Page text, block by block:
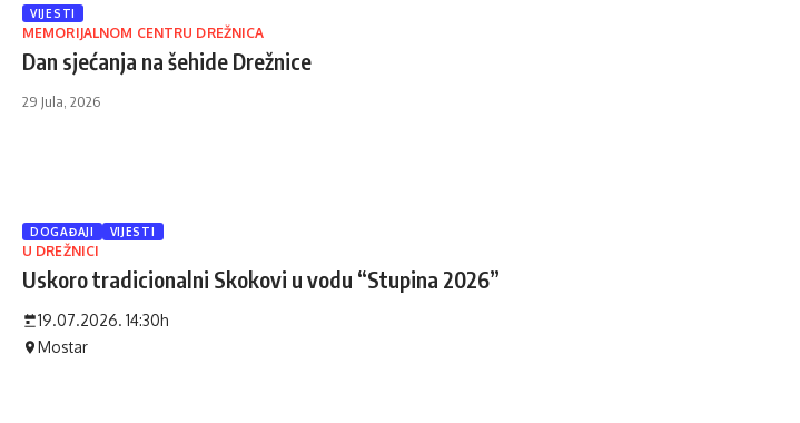
VIJESTI
MEMORIJALNOM CENTRU DREŽNICA
Dan sjećanja na šehide Drežnice
29 Jula, 2026
DOGAĐAJI VIJESTI
U DREŽNICI
Uskoro tradicionalni Skokovi u vodu “Stupina 2026”
19.07.2026. 14:30h
Mostar